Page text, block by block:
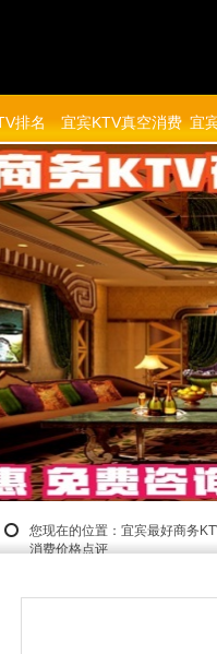
排名 宜宾KTV真空消费 宜
您现在的位置： 宜宾最好商务
消费价格点评